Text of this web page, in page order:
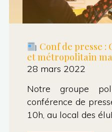
Conf de presse
et métropolitain
28 mars 2022
Notre groupe
conférence de
10h, au local des